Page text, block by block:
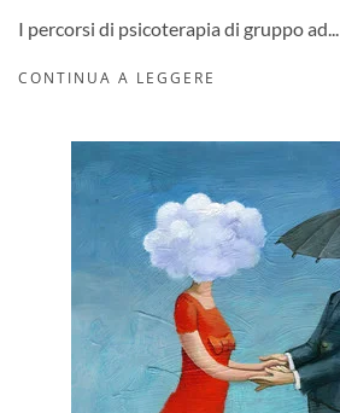
I percorsi di psicoterapia di gruppo ad...
CONTINUA A LEGGERE